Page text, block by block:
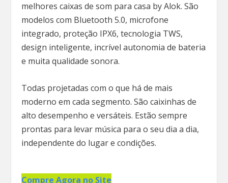
melhores caixas de som para casa by Alok. São
modelos com Bluetooth 5.0, microfone
integrado, proteção IPX6, tecnologia TWS,
design inteligente, incrível autonomia de bateria
e muita qualidade sonora.
Todas projetadas com o que há de mais
moderno em cada segmento. São caixinhas de
alto desempenho e versáteis. Estão sempre
prontas para levar música para o seu dia a dia,
independente do lugar e condições.
Compre Agora no Site